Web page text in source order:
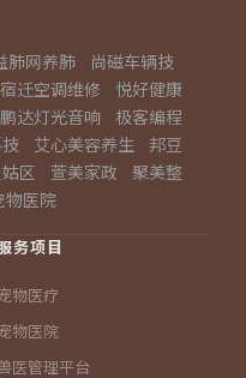
肺网养肺
尚磁车辆技
宿迁空调维修
悦好健康
鹏达灯光音响
极客编程
艾心美容养生
邦豆
区 萱美家政
聚美整
物医院
务项目
物医疗
物医院
医管理平台